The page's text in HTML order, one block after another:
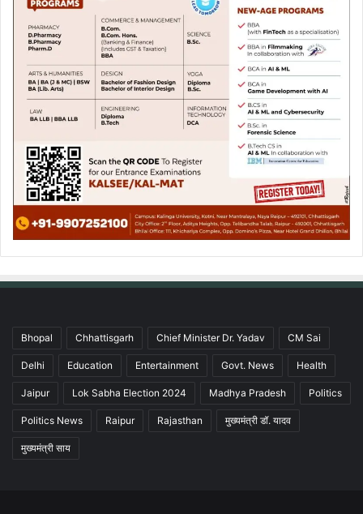
Bhopal Chhattisgarh Chief Minister Dr. Yadav CM Sai
Delhi Education Entertainment Govt. News Health
Jaipur Lok Sabha Election 2024 Madhya Pradesh Politics
Politics News Raipur Rajasthan मुख्यमंत्री डॉ. यादव
मुख्यमंत्री साय